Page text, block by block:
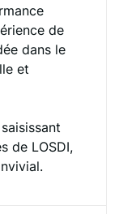
de
dans le
et
de LOSDI,